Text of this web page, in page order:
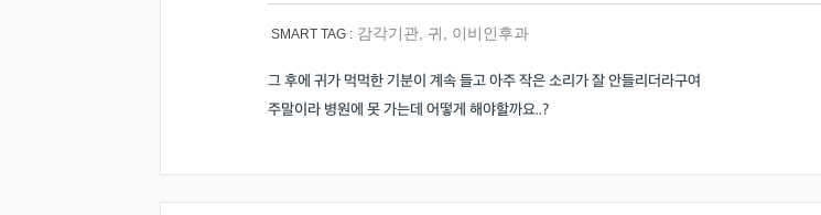
SMART TAG : 감각기관 귀 이비인후과
그 후에 귀가 먹먹한 기분이 계속 들고 아주 작은 소리가 잘 안들리더라구여
주말이라 병원에 못 가는데 어떻게 해야할까요..?